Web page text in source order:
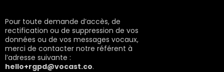
Pour toute demande d’accès, de
rectification ou de suppression de vos
données ou de vos messages vocaux,
merci de contacter notre référent à
l’adresse suivante :
hello+rgpd@vocast.co.